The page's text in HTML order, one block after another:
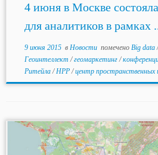
4 июня в Москве
для аналитиков в рамках
9 июня 2015в Новости помечено Big data
Геоинтеллект/геомаркетинг/
Ритейла/НРР/центр пространственных